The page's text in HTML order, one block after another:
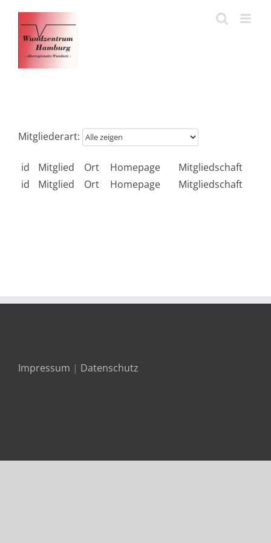
Inhalt
springen
Mitgliederart:
id Mitglied Ort Homepage
Mitgliedschaft
id
Mitglied Ort Homepage Mitgliedschaft
Impressum | Datenschutz